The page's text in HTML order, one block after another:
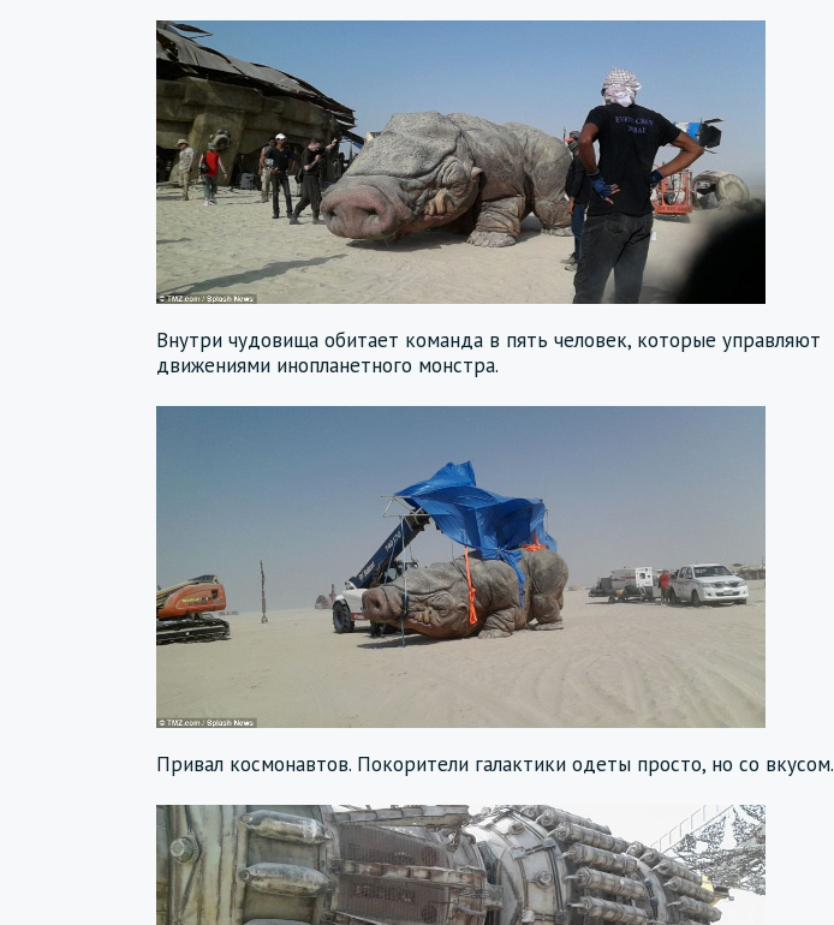
Внутри чудовища обитает команда в пять человек, которые управляют
движениями инопланетного монстра.
Привал космонавтов. Покорители галактики одеты просто, но со вкусом.